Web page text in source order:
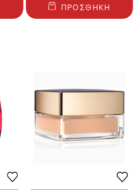
ΠΡΟΣΘΉΚΗ